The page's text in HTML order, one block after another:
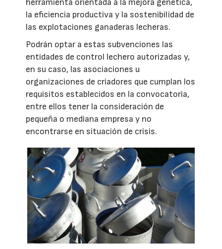
herramienta orientada a la mejora genética,
la eficiencia productiva y la sostenibilidad de
las explotaciones ganaderas lecheras.
Podrán optar a estas subvenciones las
entidades de control lechero autorizadas y,
en su caso, las asociaciones u
organizaciones de criadores que cumplan los
requisitos establecidos en la convocatoria,
entre ellos tener la consideración de
pequeña o mediana empresa y no
encontrarse en situación de crisis.